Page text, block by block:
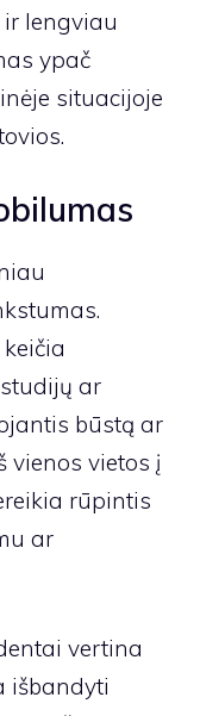
lengviau
ypač
situacijoje
ar
būstą ar
vienos vietos į
rūpintis
ar
vertina
išbandyti